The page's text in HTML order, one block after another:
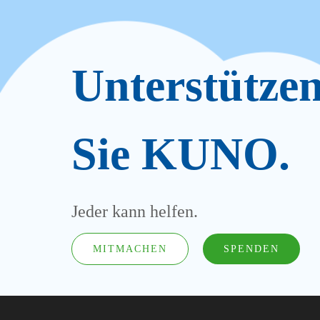
Sie KUNO.
Jeder kann helfen.
MITMACHEN SPENDEN